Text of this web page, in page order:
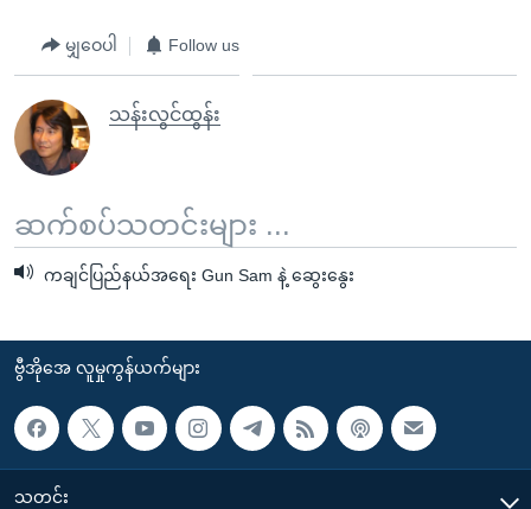
မျှဝေပါ Follow us
သန်းလွင်ထွန်း
ဆက်စပ်သတင်းများ ...
ကချင်ပြည်နယ်အရေး Gun Sam နဲ့ ဆွေးနွေး
ဗွီအိုအေ လူမှုကွန်ယက်များ
သတင်း